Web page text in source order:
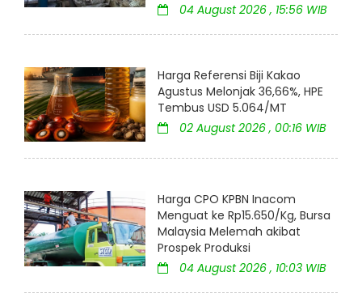
04 August 2026 , 15:56 WIB
Harga Referensi Biji Kakao
Agustus Melonjak 36,66%, HPE
Tembus USD 5.064/MT
02 August 2026 , 00:16 WIB
Harga CPO KPBN Inacom
Menguat ke Rp15.650/Kg, Bursa
Malaysia Melemah akibat
Prospek Produksi
04 August 2026 , 10:03 WIB